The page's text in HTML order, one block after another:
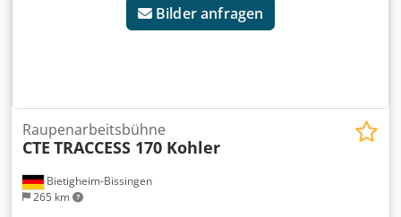
Abstützung - Korbgröße 1,25 x 0,80m - 230 V Anschluß im
Korb Technisch voll funktionsfähig optisch wie vorhanden
vorbehalten.
Bilder anfragen
Bietigheim-Bissingen
265 km
Raupenarbeitsbühne
CTE TRACCESS 170 Kohler